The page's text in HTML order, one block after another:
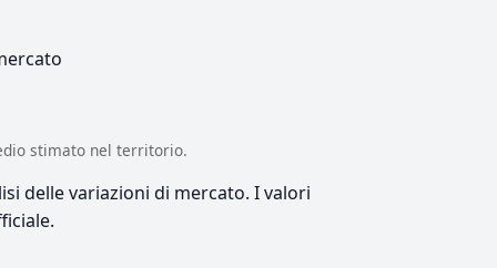
stimato nel territorio.
delle variazioni di mercato. I valori